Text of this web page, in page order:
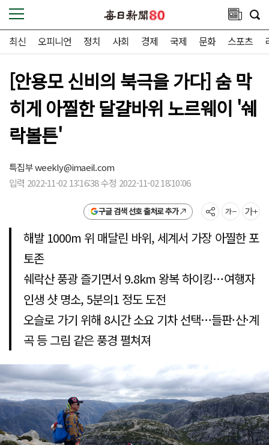
최신 오피니언 정치 사회 경제 국제 문화 스포츠
[안용모 신비의 북극을 가다] 숨 막
히게 아찔한 달걀바위 노르웨이 '쉐
락볼튼'
특집부weekly@imaeil.com
입력 2022-11-02 13:16:38 수정 2022-11-02 18:10:06
구글 검색 선호 출처로 추가
해발 1000m 위 매달린 바위, 세계서 가장 아찔한 포
토존
쉐락산 풍광 즐기면서 9.8km 왕복 하이킹…여행자
인생 샷 명소, 5분의1 정도 도전
오슬로 가기 위해 8시간 소요 기차 선택…들판·산·계
곡 등 그림 같은 풍경 펼쳐져